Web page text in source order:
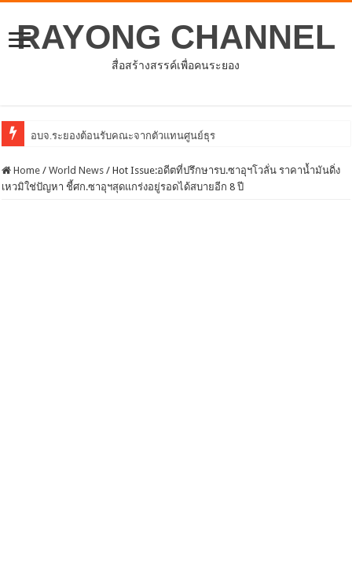
RAYONG CHANNEL
สื่อสร้างสรรค์เพื่อคนระยอง
อบจ.ระยองต้อนรับคณะจากตัวแทนศูนย์ธุรกิจจีน – อาเซียน (CABC)
Home / World News / Hot Issue:อดีตที่ปรึกษารบ.ซาอุฯโวลั่น ราคาน้ำมันดิ่ง
เหวมิใช่ปัญหา ชี้ศก.ซาอุฯสุดแกร่งอยู่รอดได้สบายอีก 8 ปี